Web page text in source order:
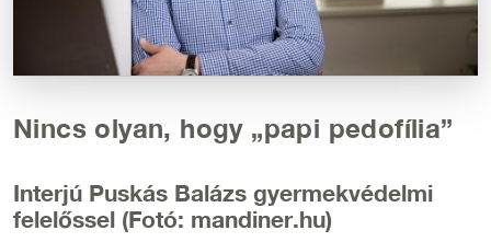
Nincs olyan, hogy „papi pedofília”
Interjú Puskás Balázs gyermekvédelmi
felelőssel (Fotó: mandiner.hu)